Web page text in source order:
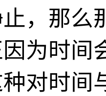
，那么
为时间
对时间